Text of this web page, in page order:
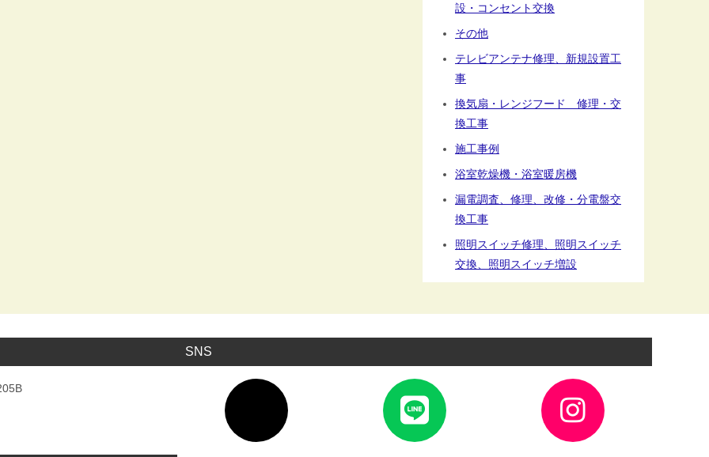
設・コンセント交換
その他
テレビアンテナ修理、新規設置工
事
換気扇・レンジフード 修理・交
換工事
施工事例
浴室乾燥機・浴室暖房機
漏電調査、修理、改修・分電盤交
換工事
照明スイッチ修理、照明スイッチ
交換、照明スイッチ増設
SNS
イ
コ
ン
リ
イ
コ
ン
リ
イ
コ
ン
リ